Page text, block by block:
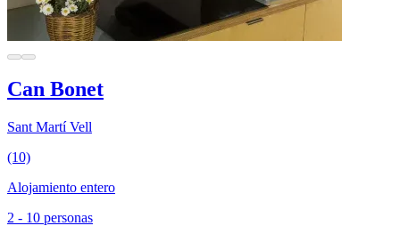
Can Bonet
Sant Martí Vell
(10)
Alojamiento entero
2 - 10 personas